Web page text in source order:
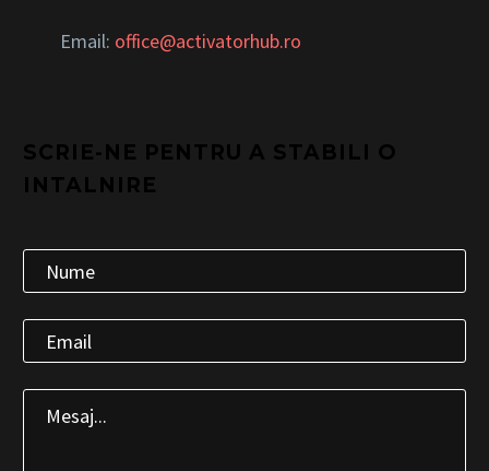
Email: office@activatorhub.ro
SCRIE-NE PENTRU A STABILI O
INTALNIRE